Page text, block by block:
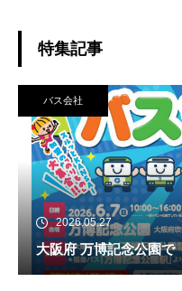
特集記事
バス会社
2026.05.27
大阪府 万博記念公園で